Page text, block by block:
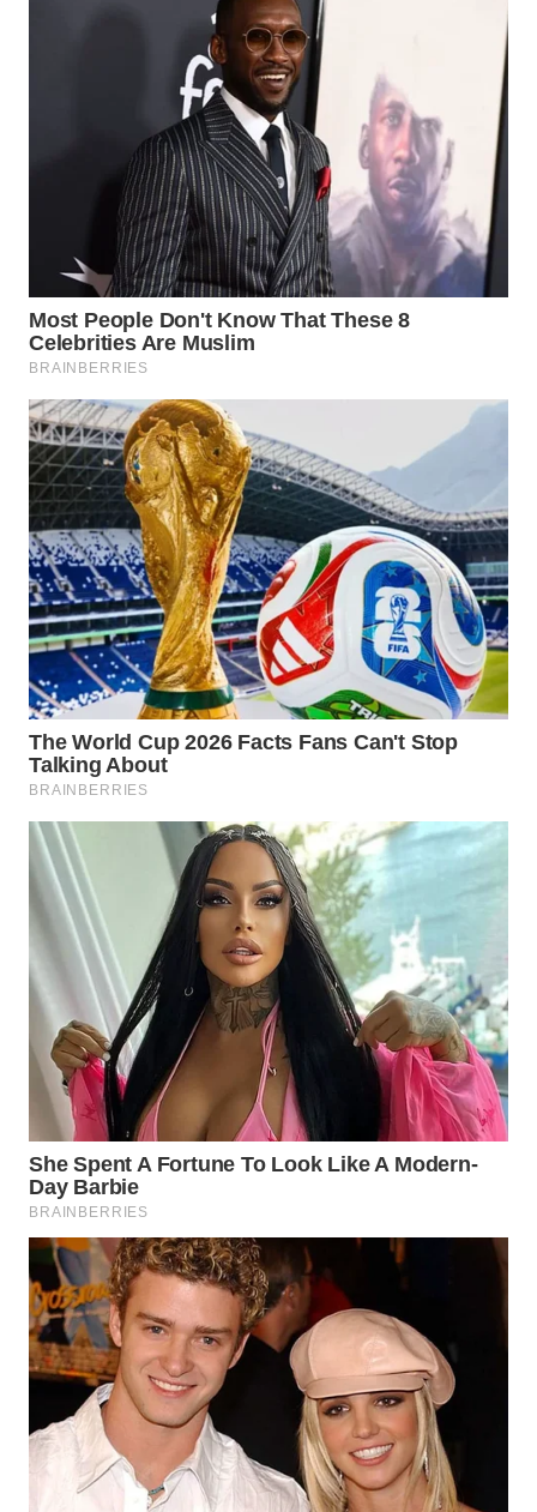
MAJALENGKA
WN
SUBANG
WN
SUKABUMI
WN
PURWAKARTA
WN
PRIANGAN
TIMUR
WN
SEMARANG
WN
SOLO
WN
BOROBUDUR
WN
MADURA
WN
SURABAYA
WN
NATUNA
WN
BINTAN
WN
MANDALIKA
WN
LIKUPANG
WN